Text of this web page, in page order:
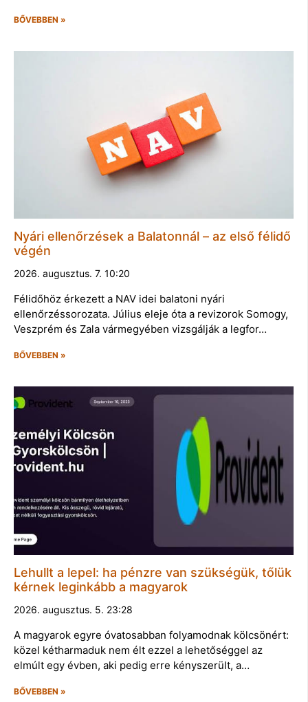
BŐVEBBEN »
Nyári ellenőrzések a Balatonnál – az első félidő
végén
2026. augusztus. 7. 10:20
Félidőhöz érkezett a NAV idei balatoni nyári
ellenőrzéssorozata. Július eleje óta a revizorok Somogy,
Veszprém és Zala vármegyében vizsgálják a legfor…
BŐVEBBEN »
Lehullt a lepel: ha pénzre van szükségük, tőlük
kérnek leginkább a magyarok
2026. augusztus. 5. 23:28
A magyarok egyre óvatosabban folyamodnak kölcsönért:
közel kétharmaduk nem élt ezzel a lehetőséggel az
elmúlt egy évben, aki pedig erre kényszerült, a…
BŐVEBBEN »